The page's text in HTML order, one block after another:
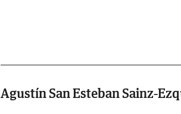
Agustín San Esteban Sainz-